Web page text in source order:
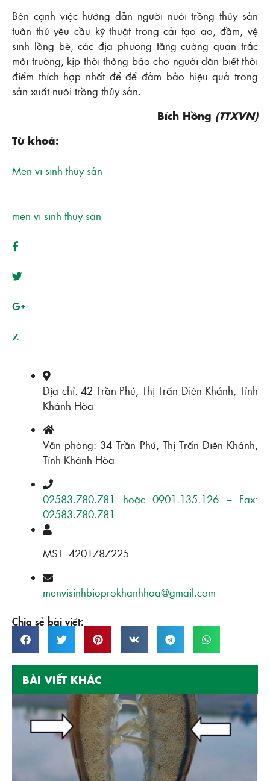
Bên cạnh việc hướng dẫn người nuôi trồng thủy sản
tuân thủ yêu cầu kỹ thuật trong cải tạo ao, đầm, vệ
sinh lồng bè, các địa phương tăng cường quan trắc
môi trường, kịp thời thông báo cho người dân biết thời
điểm thích hợp nhất để để đảm bảo hiệu quả trong
sản xuất nuôi trồng thủy sản.
Bích Hồng (TTXVN)
Từ khoá:
Men vi sinh thủy sản
men vi sinh thuy san
Z
Địa chỉ: 42 Trần Phú, Thị Trấn Diên Khánh, Tỉnh
Khánh Hòa
Văn phòng: 34 Trần Phú, Thị Trấn Diên Khánh,
Tỉnh Khánh Hòa
02583.780.781 hoặc 0901.135.126 – Fax:
02583.780.781
MST: 4201787225
menvisinhbioprokhanhhoa@gmail.com
Chia sẻ bài viết:
BÀI VIẾT KHÁC